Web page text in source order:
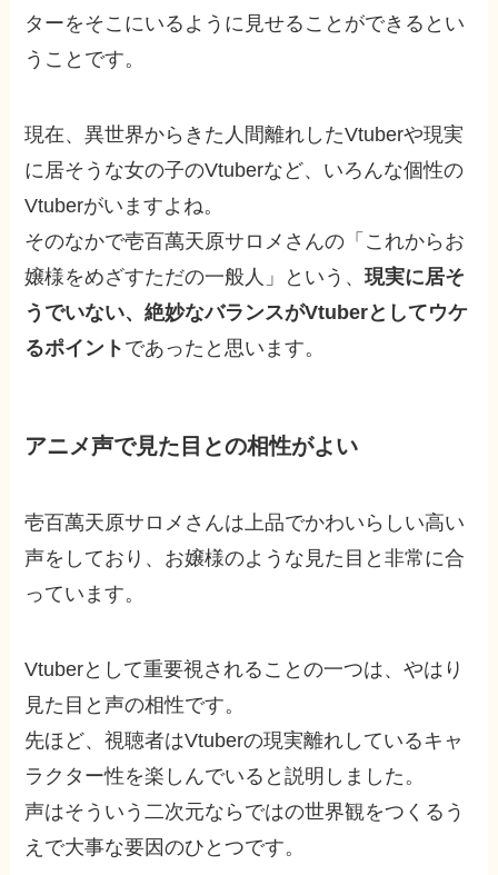
ターをそこにいるように見せることができるとい
うことです。
現在、異世界からきた人間離れしたVtuberや現実
に居そうな女の子のVtuberなど、いろんな個性の
Vtuberがいますよね。
そのなかで壱百萬天原サロメさんの「これからお
嬢様をめざすただの一般人」という、現実に居そ
うでいない、絶妙なバランスがVtuberとしてウケ
るポイント であったと思います。
アニメ声で見た目との相性がよい
壱百萬天原サロメさんは上品でかわいらしい高い
声をしており、お嬢様のような見た目と非常に合
っています。
Vtuberとして重要視されることの一つは、やはり
見た目と声の相性です。
先ほど、視聴者はVtuberの現実離れしているキャ
ラクター性を楽しんでいると説明しました。
声はそういう二次元ならではの世界観をつくるう
えで大事な要因のひとつです。